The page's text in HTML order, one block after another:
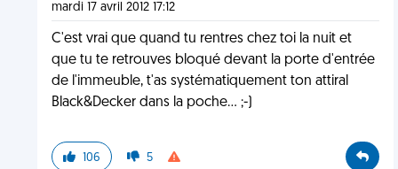
mardi 17 avril 2012 17:12
C'est vrai que quand tu rentres chez toi la nuit et
que tu te retrouves bloqué devant la porte d'entrée
de l'immeuble, t'as systématiquement ton attiral
Black&Decker dans la poche... ;-)
106 5